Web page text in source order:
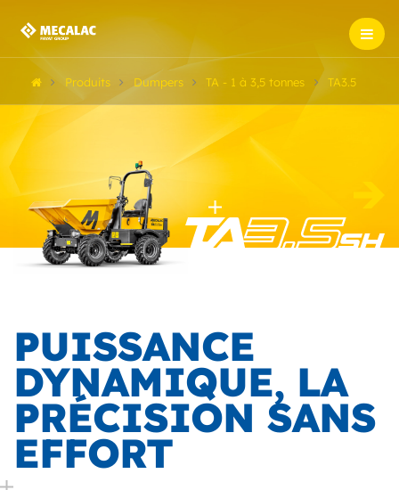
Produits Dumpers TA - 1 à 3,5 tonnes TA3.5
PUISSANCE
DYNAMIQUE, LA
PRÉCISION SANS
EFFORT